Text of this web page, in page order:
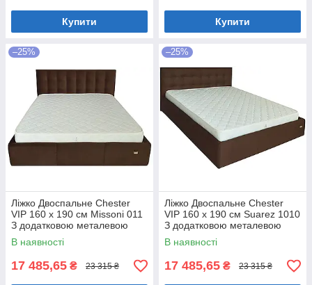
Купити Купити
–25%
Ліжко Двоспальне Chester
VIP 160 х 190 см Missoni 011
З додатковою металевою
цільнозварною рамою
Темно-коричневий
В наявності
17 485,65 ₴ 23 315 ₴
–25%
Ліжко Двоспальне Chester
VIP 160 х 190 см Suarez 1010
З додатковою металевою
цільнозварною рамою
Коричневий
В наявності
17 485,65 ₴ 23 315 ₴